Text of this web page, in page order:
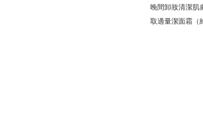
晚間卸妝清潔肌
取適量潔面霜（